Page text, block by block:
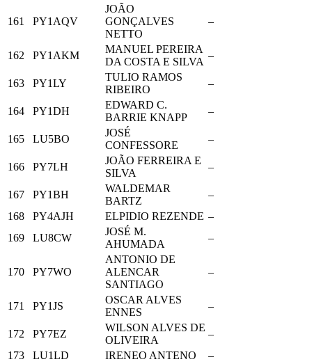
161 PY1AQV
JOÃO
GONÇALVES
NETTO
–
162 PY1AKM
MANUEL PEREIRA
DA COSTA E SILVA
–
163 PY1LY
TULIO RAMOS
RIBEIRO
–
164 PY1DH
EDWARD C.
BARRIE KNAPP
–
165 LU5BO
JOSÉ
CONFESSORE
–
166 PY7LH
JOÃO FERREIRA E
SILVA
–
167 PY1BH
WALDEMAR
BARTZ
–
168
PY4AJH ELPIDIO REZENDE –
169
LU8CW
JOSÉ M.
AHUMADA
–
170 PY7WO
ANTONIO DE
ALENCAR
SANTIAGO
–
171 PY1JS
OSCAR ALVES
ENNES
–
172 PY7EZ
WILSON ALVES DE
OLIVEIRA
–
173
LU1LD IRENEO ANTENO
–